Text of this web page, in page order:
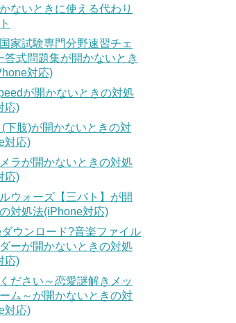
ないときに使える代わり
家試験専門分野速習チェ
答式問題集が開かないとき
対応)
が開かないときの対処
応)
下肢)が開かないときの対
対応)
ラが開かないときの対処
応)
ウォーズ【三バト】が開
対処法(iPhone対応)
ウンロード?音楽ファイル
ーが開かないときの対処
応)
ださい～恋愛謎解きメッ
ム～が開かないときの対
対応)